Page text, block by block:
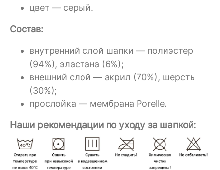
цвет — серый.
Состав:
внутренний слой шапки — полиэстер
(94%), эластана (6%);
внешний слой — акрил (70%), шерсть
(30%);
прослойка — мембрана Porelle.
Наши рекомендации по уходу за шапкой: